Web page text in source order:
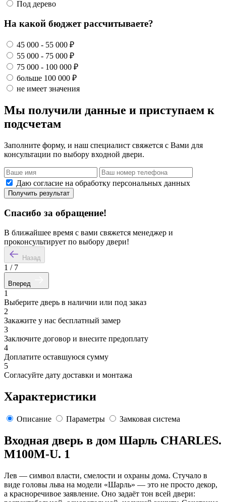
Под дерево
На какой бюджет рассчитываете?
45 000 - 55 000 ₽
55 000 - 75 000 ₽
75 000 - 100 000 ₽
больше 100 000 ₽
не имеет значения
Мы получили данные и приступаем к
подсчетам
Заполните форму, и наш специалист свяжется с Вами для
консультации по выбору входной двери.
Даю согласие на обработку персональных данных
Получить результат
Спасибо за обращение!
В ближайшее время с вами свяжется менеджер и
проконсультирует по выбору двери!
Назад
1 / 7
Вперед
1
Выберите дверь в наличии или под заказ
2
Закажите у нас бесплатный замер
3
Заключите договор и внесите предоплату
4
Доплатите оставшуюся сумму
5
Согласуйте дату доставки и монтажа
Характеристики
Описание Параметры Замковая система
Входная дверь в дом Шарль CHARLES.
M100M-U. 1
Лев — символ власти, смелости и охраны дома. Стучало в
виде головы льва на модели «Шарль» — это не просто декор,
а красноречивое заявление. Оно задаёт тон всей двери: